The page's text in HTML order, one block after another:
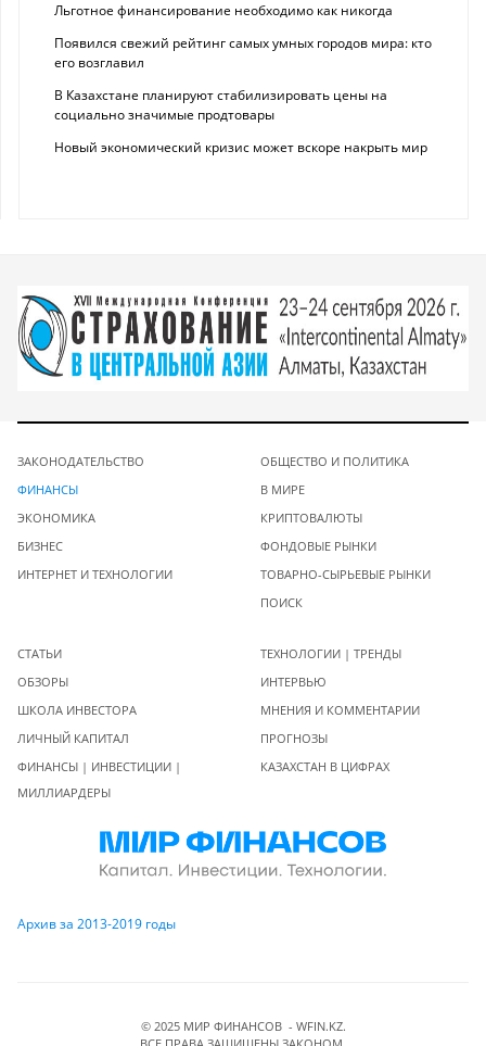
Льготное финансирование необходимо как никогда
Появился свежий рейтинг самых умных городов мира: кто
его возглавил
В Казахстане планируют стабилизировать цены на
социально значимые продтовары
Новый экономический кризис может вскоре накрыть мир
ЗАКОНОДАТЕЛЬСТВО
ФИНАНСЫ
ЭКОНОМИКА
БИЗНЕС
ИНТЕРНЕТ И ТЕХНОЛОГИИ
ОБЩЕСТВО И ПОЛИТИКА
В МИРЕ
КРИПТОВАЛЮТЫ
ФОНДОВЫЕ РЫНКИ
ТОВАРНО-СЫРЬЕВЫЕ РЫНКИ
ПОИСК
СТАТЬИ
ОБЗОРЫ
ШКОЛА ИНВЕСТОРА
ЛИЧНЫЙ КАПИТАЛ
ФИНАНСЫ | ИНВЕСТИЦИИ |
МИЛЛИАРДЕРЫ
ТЕХНОЛОГИИ | ТРЕНДЫ
ИНТЕРВЬЮ
МНЕНИЯ И КОММЕНТАРИИ
ПРОГНОЗЫ
КАЗАХСТАН В ЦИФРАХ
Архив за 2013-2019 годы
© 2025 МИР ФИНАНСОВ - WFIN.KZ.